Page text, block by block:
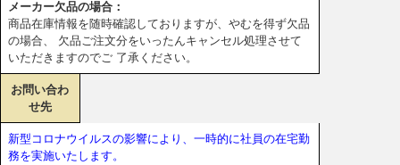
メーカー欠品の場合：
商品在庫情報を随時確認しておりますが、やむを得ず欠品
の場合、 欠品ご注文分をいったんキャンセル処理させて
いただきますのでご 了承ください。
お問い合わ
せ先
新型コロナウイルスの影響により、一時的に社員の在宅勤
務を実施いたします。